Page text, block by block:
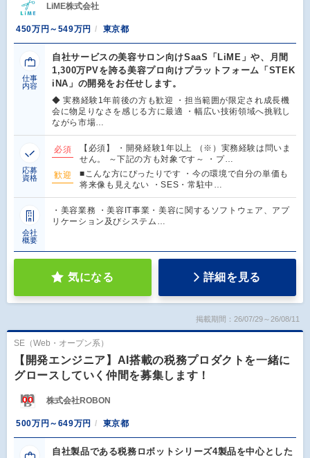
LiME株式会社
450万円～549万円 東京都
仕事
内容
自社サービスの美容サロン向けSaaS「LiME」や、月間
1,300万PVを誇る美容プロ向けプラットフォーム「STEK
iNA」の開発をお任せします。
◆ 実務経験1年前後の方も歓迎 ・担当範囲が限定され成長機
会に物足りなさを感じる方に最適 ・幅広い技術領域へ挑戦し
ながら市場…
応募
資格
必須
【必須】 ・開発経験1年以上 （※）実務経験は問いま
せん。 ～下記の方も対象です～ ・プ…
歓迎
■こんな方にぴったりです ・今の環境で自分の単価も
将来像も見えない ・SES・常駐中…
会社
概要
・美容業務 ・美容IT事業・美容に関するソフトウェア、アプ
リケーション及びシステム…
気になる 詳細を見る
掲載期間：26/07/29～26/08/11
SE（Web・オープン系）
【開発エンジニア】AI搭載の税務プロダクトを一緒に
グロースしていく仲間を募集します！
株式会社ROBON
500万円～649万円 東京都
自社製品である税務ロボットシリーズ4製品を中心とした